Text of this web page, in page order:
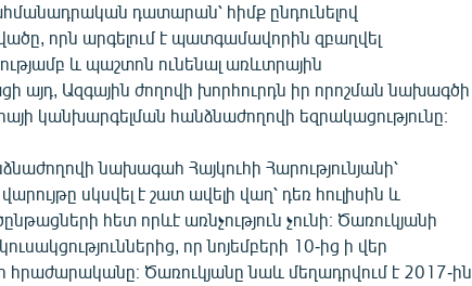
դատարան՝ հիմք ընդունելով
որն արգելում է պատգամավորին զբաղվել
և պաշտոն ունենալ առևտրային
այդ, Ազգային ժողովի խորհուրդն իր որոշման նախագծի
կանխարգելման հանձնաժողովի եզրակացությունը։
նախագահ Հայկուհի Հարությունյանի՝
սկսվել է շատ ավելի վաղ՝ դեռ հուլիսին և
հետ որևէ առնչություն չունի։ Ծառուկյանի
որ նոյեմբերի 10-ից ի վեր
հրաժարականը։ Ծառուկյանը նաև մեղադրվում է 2017-ին